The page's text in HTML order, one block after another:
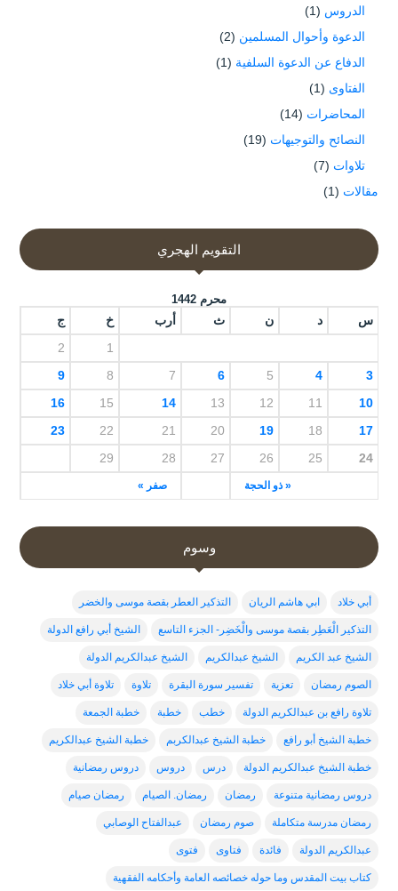
الدروس (1)
الدعوة وأحوال المسلمين (2)
الدفاع عن الدعوة السلفية (1)
الفتاوى (1)
المحاضرات (14)
النصائح والتوجيهات (19)
تلاوات (7)
مقالات (1)
التقويم الهجري
محرم 1442
س د ن ث أرب خ ج
« ذو الحجة صفر »
1
2
3
4
5
6
7
8
9
10
11
12
13
14
15
16
17
18
19
20
21
22
23
24
25
26
27
28
29
وسوم
أبي خلاد ابي هاشم الريان التذكير العطر بقصة موسى والخضر
التذكير الْعَطِر بقصة موسى والْخَضِر- الجزء التاسع الشيخ أبي رافع الدولة
الشيخ عبد الكريم الشيخ عبدالكريم الشيخ عبدالكريم الدولة
الصوم رمضان تعزية تفسير سورة البقرة تلاوة تلاوة أبي خلاد
تلاوة رافع بن عبدالكريم الدولة خطب خطبة خطبة الجمعة
خطبة الشيخ أبو رافع خطبة الشيخ عبدالكربم خطبة الشيخ عبدالكريم
خطبة الشيخ عبدالكريم الدولة درس دروس دروس رمضانية
دروس رمضانية متنوعة رمضان رمضان. الصيام رمضان صيام
رمضان مدرسة متكاملة صوم رمضان عبدالفتاح الوصابي
عبدالكريم الدولة فائدة فتاوى فتوى
كتاب بيت المقدس وما حوله خصائصه العامة وأحكامه الفقهية